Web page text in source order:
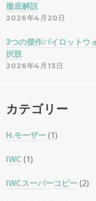
徹底解説
2026年4月20日
3つの傑作パイロット
択肢
2026年4月13日
カテゴリー
H.モーザー(1)
IWC (1)
IWCスーパーコピー(2)